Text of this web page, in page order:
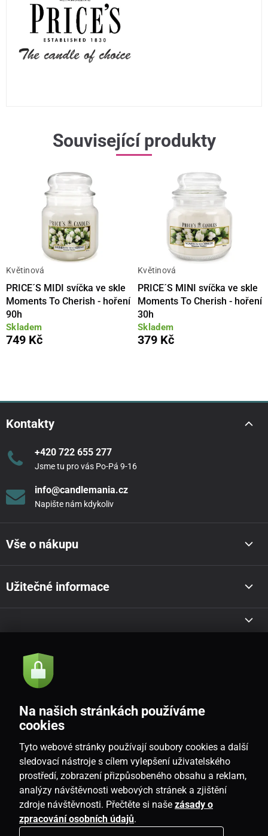
Související produkty
Květinová
PRICE´S MIDI svíčka ve skle
Moments To Cherish - hoření
90h
Skladem
749 Kč
Květinová
PRICE´S MINI svíčka ve skle
Moments To Cherish - hoření
30h
Skladem
379 Kč
Kontakty
+420 722 655 277
Jsme tu pro vás Po-Pá 9-16
info@candlemania.cz
Napište nám kdykoliv
Vše o nákupu
Užitečné informace
Akce a novinky e-mailem
Souhlasím sezásadami zpracování osobních údajů
CZ
Na našich stránkách používáme
cookies
Tyto webové stránky používají soubory cookies a další
sledovací nástroje s cílem vylepšení uživatelského
prostředí, zobrazení přizpůsobeného obsahu a reklam,
analýzy návštěvnosti webových stránek a zjištění
zdroje návštěvnosti. Přečtěte si naše zásady o
zpracování osobních údajů.